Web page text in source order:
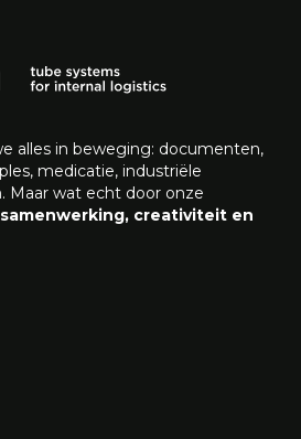
alles in beweging: documenten,
medicatie, industriële
Maar wat echt door onze
samenwerking, creativiteit en